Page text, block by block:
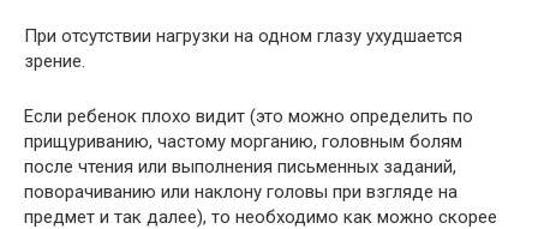
При отсутствии нагрузки на одном глазу ухудшается
зрение.
Если ребенок плохо видит (это можно определить по
прищуриванию, частому морганию, головным болям
после чтения или выполнения письменных заданий,
поворачиванию или наклону головы при взгляде на
предмет и так далее), то необходимо как можно скорее